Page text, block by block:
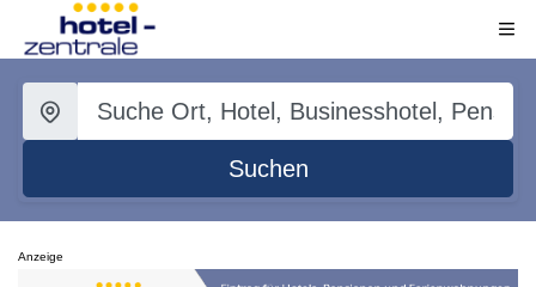
Suchen
Anzeige